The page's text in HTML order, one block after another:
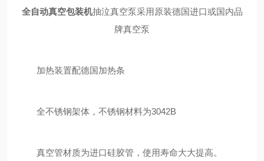
全自动真空包装机抽泣真空泵采用原装德国进口或国内品
牌真空泵
加热装置配德国加热条
全不锈钢架体，不锈钢材料为3042B
真空管材质为进口硅胶管，使用寿命大大提高。